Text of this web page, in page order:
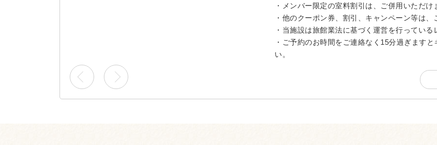
・メンバー限定の室料割引は、ご併用いただけ
・他のクーポン券、割引、キャンペーン等は
・当施設は旅館業法に基づく運営を行ってい
・ご予約のお時間をご連絡なく15分過ぎます
い。